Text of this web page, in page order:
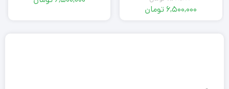
قیمت6,500,000 تومان